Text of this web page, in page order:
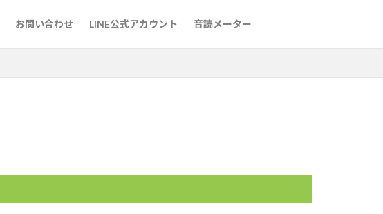
お問い合わせ LINE公式アカウント 音読メーター